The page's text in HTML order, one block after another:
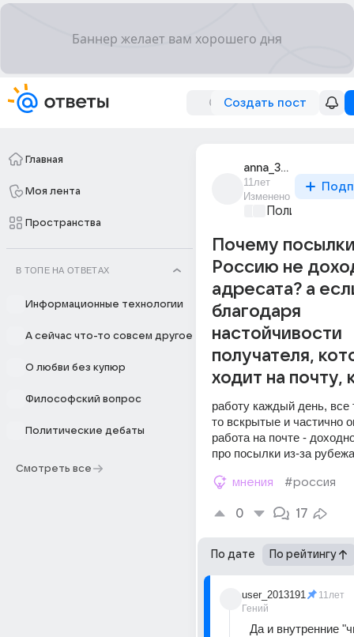
Создать пост
Главная
Моя лента
Пространства
В ТОПЕ НА ОТВЕТАХ
Информационные технологии
А сейчас что-то совсем другое
О любви без купюр
Философский вопрос
Политические дебаты
Смотреть все
anna_34530
11лет
Изменено
Почему
Россию не
адресата? а
благодаря
настойчивости
получателя,
ходит на почту,
работу каждый день, все
то вскрытые и частично
работа на почте -
про посылки из-за
мнения #россия
0 17
По дате По рейтингу
user_2013191
Гений
11лет
Да и внутренние